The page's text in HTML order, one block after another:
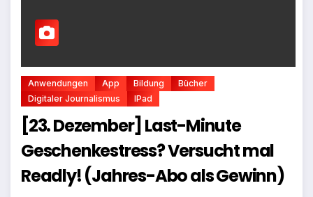
Anwendungen App Bildung
Bücher
Digitaler Journalismus
IPad
[23. Dezember] Last-Minute
Geschenkestress? Versucht mal
Readly! (Jahres-Abo als Gewinn)